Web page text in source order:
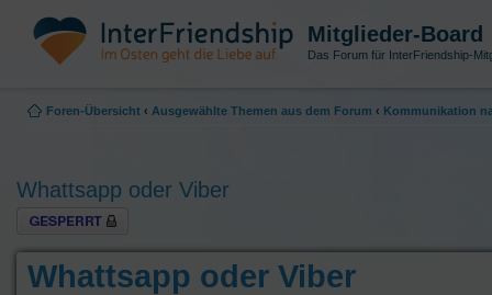
Mitglieder-Board
Das Forum für InterFriendship-
Foren-Übersicht ‹ Ausgewählte Themen aus dem Forum ‹ Kommunikation
Whattsapp oder Viber
Thema gesperrt
Whattsapp oder Viber